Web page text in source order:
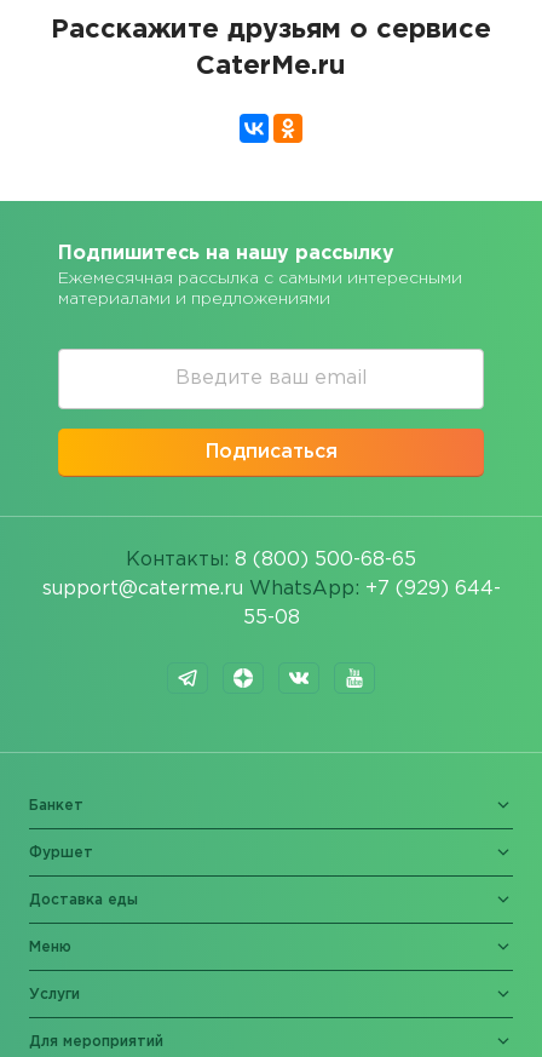
Расскажите друзьям о сервисе
CaterMe.ru
Подпишитесь на нашу рассылку
Ежемесячная рассылка с самыми интересными
материалами и предложениями
Подписаться
Контакты: 8 (800) 500-68-65
support@caterme.ru WhatsApp: +7 (929) 644-
55-08
Банкет
Фуршет
Доставка еды
Меню
Услуги
Для мероприятий